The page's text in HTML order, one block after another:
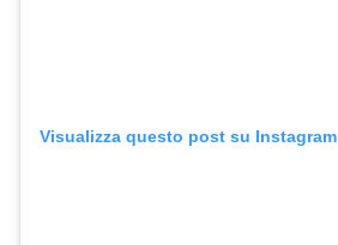
Visualizza questo post su Instagram